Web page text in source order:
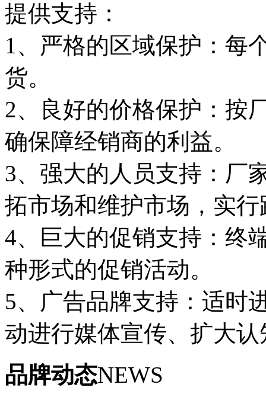
提供支持：
1、严格的区域保护：每
货。
2、良好的价格保护：按
确保障经销商的利益。
3、强大的人员支持：厂
拓市场和维护市场，实
4、巨大的促销支持：终
种形式的促销活动。
5、广告品牌支持：适时
动进行媒体宣传、扩大认
品牌动态NEWS